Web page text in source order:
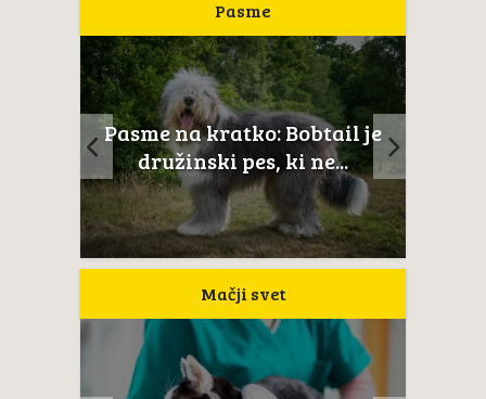
Pasme
Pasme na kratko: Bobtail je
družinski pes, ki ne...
Mačji svet